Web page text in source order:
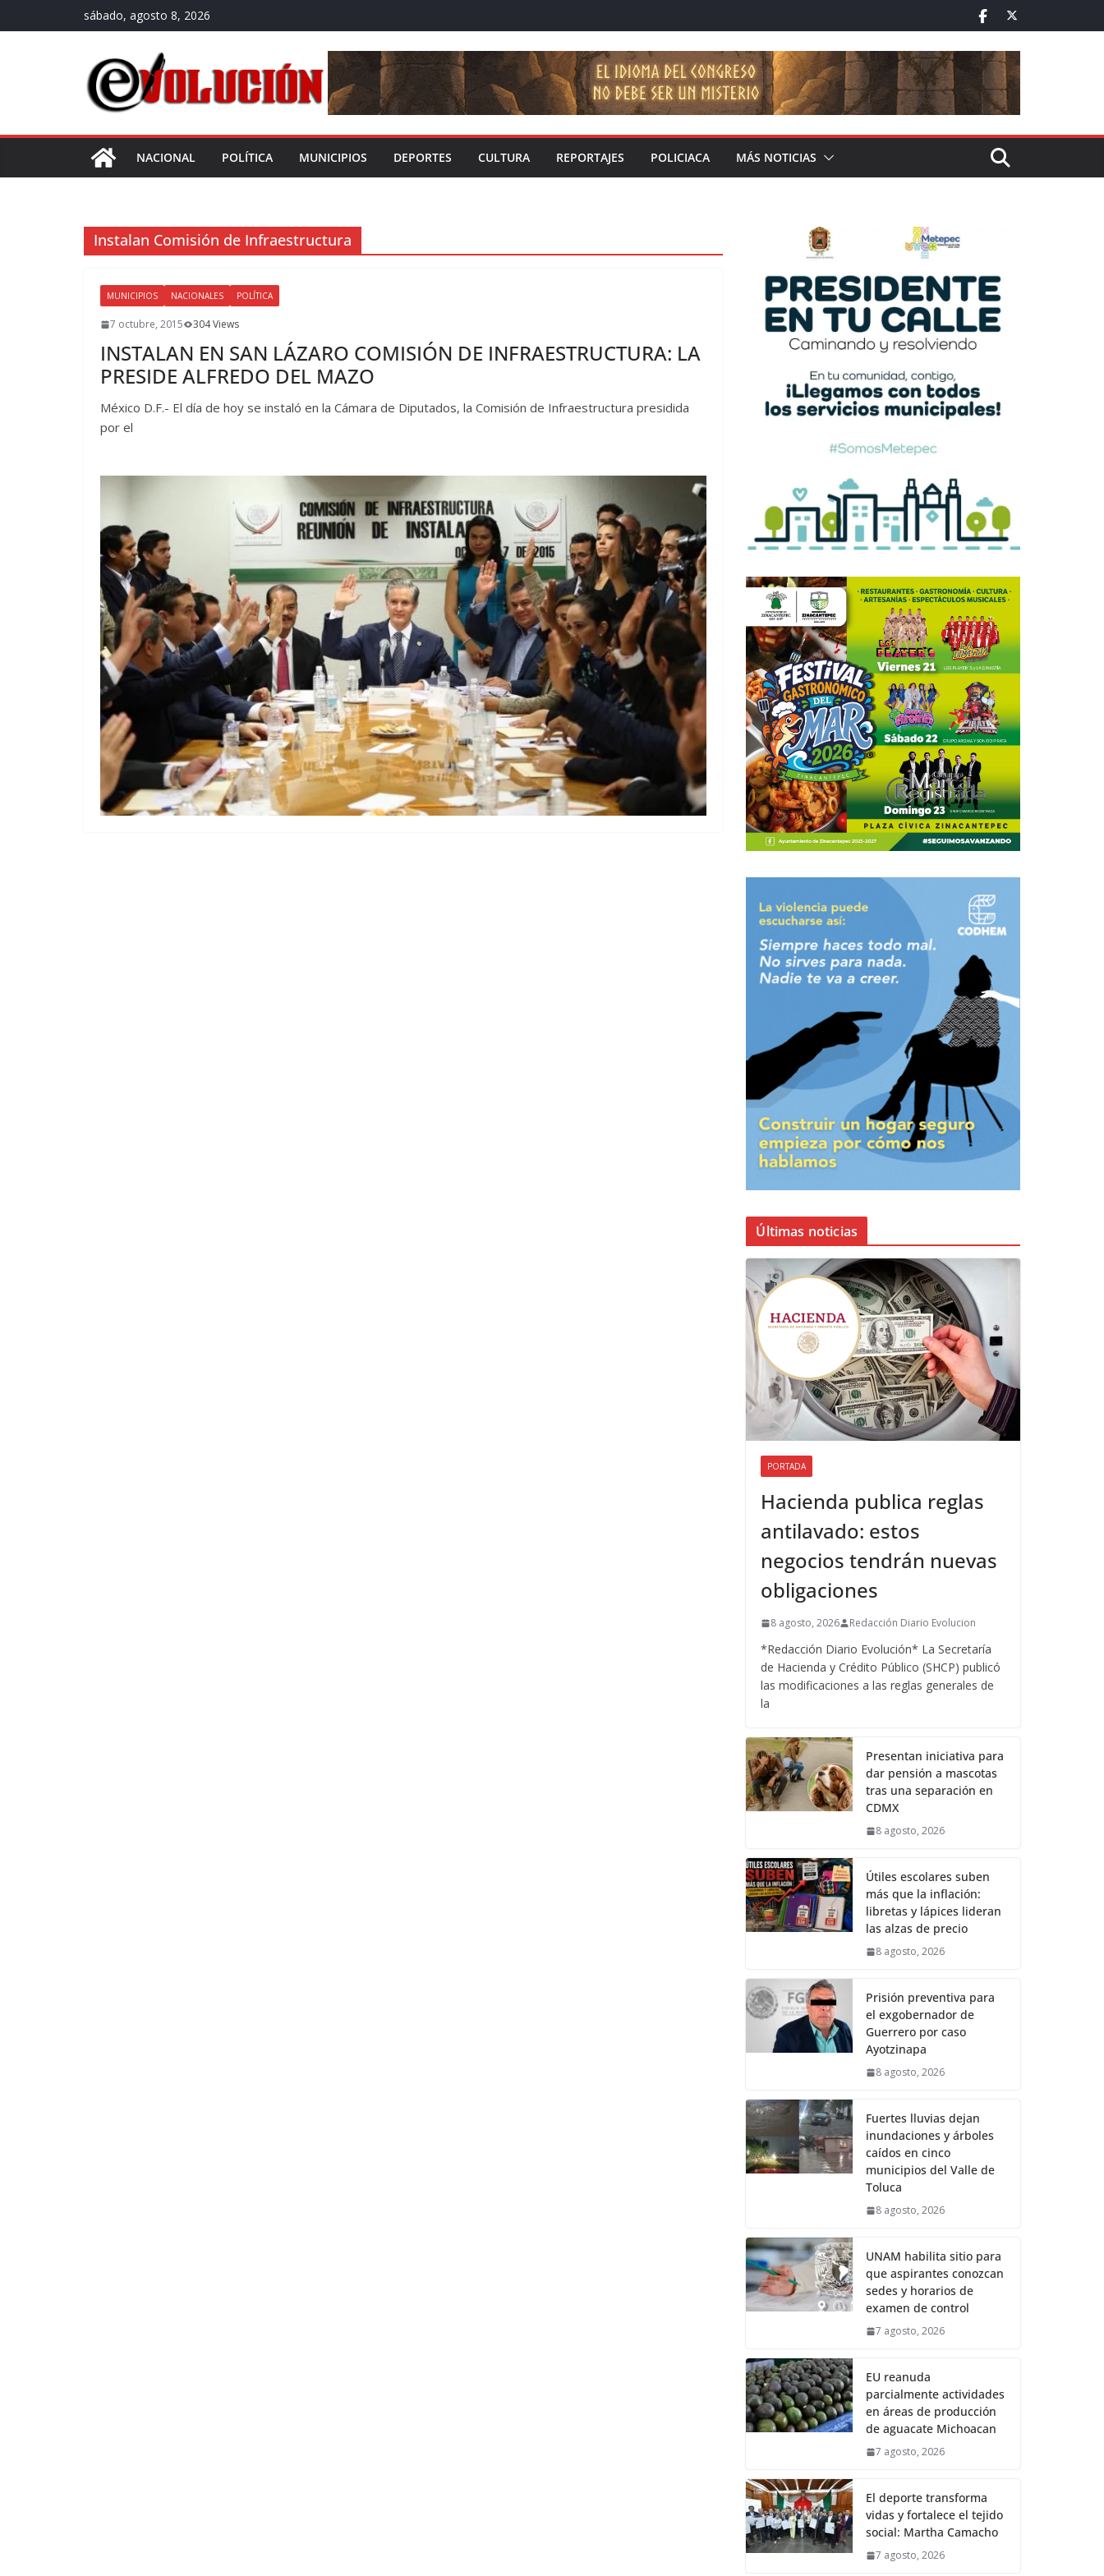
al
sábado, agosto 8, 2026
NACIONAL POLÍTICA MUNICIPIOS DEPORTES CULTURA REPORTAJES POLICIACA MÁS NOTICIAS
Instalan Comisión de Infraestructura
MUNICIPIOS NACIONALES POLÍTICA
7 octubre, 2015 304 Views
INSTALAN EN SAN LÁZARO COMISIÓN DE INFRAESTRUCTURA: LA
PRESIDE ALFREDO DEL MAZO
México D.F.- El día de hoy se instaló en la Cámara de Diputados, la Comisión de Infraestructura presidida
por el
Últimas noticias
PORTADA
Hacienda publica reglas
antilavado: estos
negocios tendrán nuevas
obligaciones
8 agosto, 2026 Redacción Diario Evolucion
*Redacción Diario Evolución* La Secretaría
de Hacienda y Crédito Público (SHCP) publicó
las modificaciones a las reglas generales de
la
Presentan iniciativa para
dar pensión a mascotas
tras una separación en
CDMX
8 agosto, 2026
Útiles escolares suben
más que la inflación:
libretas y lápices lideran
las alzas de precio
8 agosto, 2026
Prisión preventiva para
el exgobernador de
Guerrero por caso
Ayotzinapa
8 agosto, 2026
Fuertes lluvias dejan
inundaciones y árboles
caídos en cinco
municipios del Valle de
Toluca
8 agosto, 2026
UNAM habilita sitio para
que aspirantes conozcan
sedes y horarios de
examen de control
7 agosto, 2026
EU reanuda
parcialmente actividades
en áreas de producción
de aguacate Michoacan
7 agosto, 2026
El deporte transforma
vidas y fortalece el tejido
social: Martha Camacho
7 agosto, 2026